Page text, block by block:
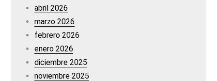
abril 2026
marzo 2026
febrero 2026
enero 2026
diciembre 2025
noviembre 2025